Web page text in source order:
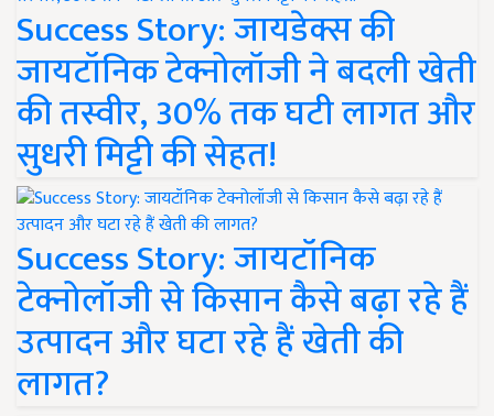
Success Story: जायडेक्स की
जायटॉनिक टेक्नोलॉजी ने बदली खेती
की तस्वीर, 30% तक घटी लागत और
सुधरी मिट्टी की सेहत!
Success Story: जायटॉनिक
टेक्नोलॉजी से किसान कैसे बढ़ा रहे हैं
उत्पादन और घटा रहे हैं खेती की
लागत?